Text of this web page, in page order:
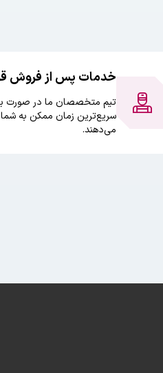
خدمات پس از فروش
تیم متخصصان ما در صورت
سریع‌ترین زمان ممکن به شما
می‌دهند.